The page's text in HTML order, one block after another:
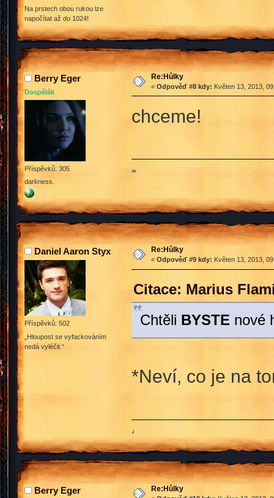
Na prstech obou rukou lze
napočítat až do 1024!
Berry Eger
Dospělák
Příspěvků: 305
darkness.
Re:Hůlky
« Odpověď #8 kdy: Květen 13, 2013,
chceme!
∞
Daniel Aaron Styx
Příspěvků: 502
„Hloupost se vyfackováním
nedá vyléčit.“
Re:Hůlky
« Odpověď #9 kdy: Květen 13, 2013,
Citace: Marius
Chtěli BYSTE nové
*Neví, co je na
♪
Berry Eger Re:Hůlky